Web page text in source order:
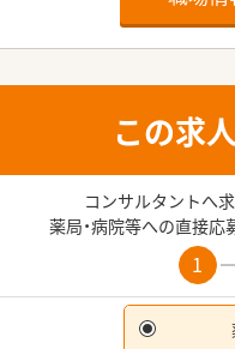
この求
コンサルタントへ
薬局・病院等への直接
1